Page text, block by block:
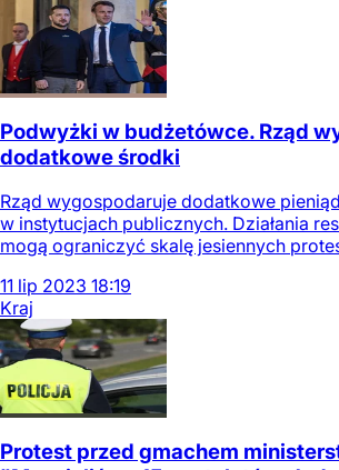
Podwyżki w budżetówce. Rząd
dodatkowe środki
Rząd wygospodaruje dodatkowe
w instytucjach publicznych. Działania
mogą ograniczyć skalę jesiennych
11 lip 2023 18:19
Kraj
Protest przed gmachem